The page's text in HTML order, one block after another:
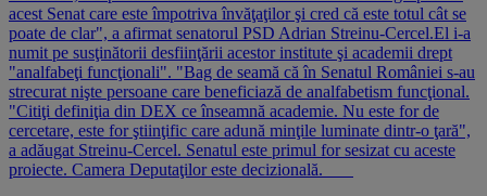
acest Senat care este împotriva învăţaţilor şi cred că este totul cât se
poate de clar", a afirmat senatorul PSD Adrian Streinu-Cercel.El i-a
numit pe susţinătorii desfiinţării acestor institute şi academii drept
"analfabeţi funcţionali". "Bag de seamă că în Senatul României s-au
strecurat nişte persoane care beneficiază de analfabetism funcţional.
"Citiţi definiţia din DEX ce înseamnă academie. Nu este for de
cercetare, este for ştiinţific care adună minţile luminate dintr-o ţară",
a adăugat Streinu-Cercel. Senatul este primul for sesizat cu aceste
proiecte. Camera Deputaţilor este decizională.